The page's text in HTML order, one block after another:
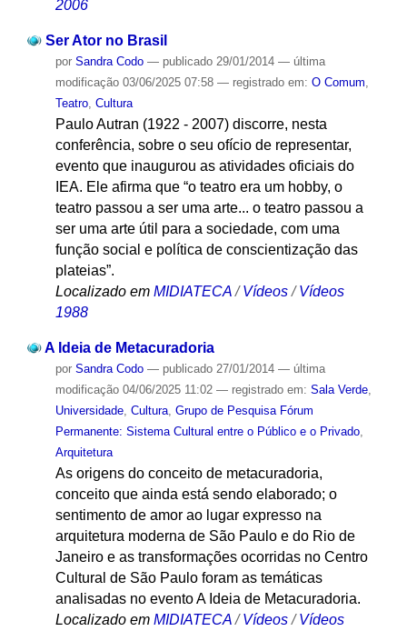
2006
Ser Ator no Brasil
por Sandra Codo — publicado29/01/2014 — última
modificação03/06/2025 07:58 — registrado em: O Comum,
Teatro, Cultura
Paulo Autran (1922 - 2007) discorre, nesta
conferência, sobre o seu ofício de representar,
evento que inaugurou as atividades oficiais do
IEA. Ele afirma que “o teatro era um hobby, o
teatro passou a ser uma arte... o teatro passou a
ser uma arte útil para a sociedade, com uma
função social e política de conscientização das
plateias”.
Localizado em MIDIATECA /Vídeos /Vídeos
1988
A Ideia de Metacuradoria
por Sandra Codo — publicado27/01/2014 — última
modificação04/06/2025 11:02 — registrado em: Sala Verde,
Universidade, Cultura, Grupo de Pesquisa Fórum
Permanente: Sistema Cultural entre o Público e o Privado,
Arquitetura
As origens do conceito de metacuradoria,
conceito que ainda está sendo elaborado; o
sentimento de amor ao lugar expresso na
arquitetura moderna de São Paulo e do Rio de
Janeiro e as transformações ocorridas no Centro
Cultural de São Paulo foram as temáticas
analisadas no evento A Ideia de Metacuradoria.
Localizado em MIDIATECA /Vídeos /Vídeos